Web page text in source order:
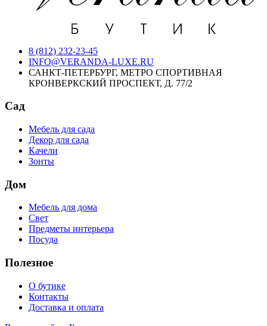
8 (812) 232-23-45
INFO@VERANDA-LUXE.RU
САНКТ-ПЕТЕРБУРГ, МЕТРО СПОРТИВНАЯ
КРОНВЕРКСКИЙ ПРОСПЕКТ, Д. 77/2
Сад
Мебель для сада
Декор для сада
Качели
Зонты
Дом
Мебель для дома
Свет
Предметы интерьера
Посуда
Полезное
О бутике
Контакты
Доставка и оплата